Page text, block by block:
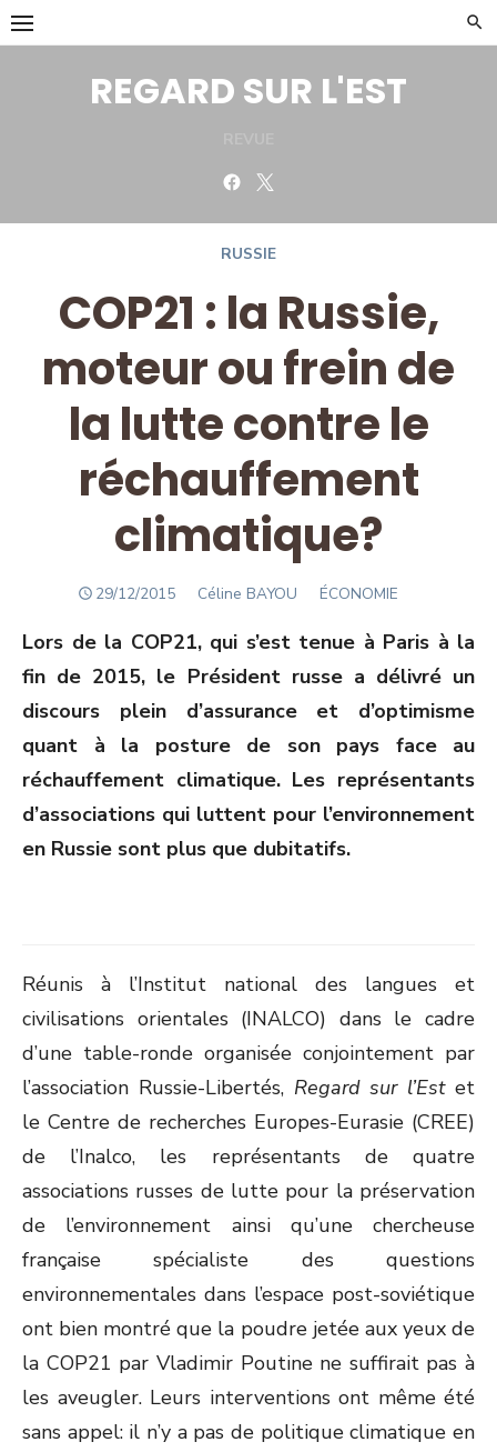
Skip
to
REGARD SUR L'EST
Facebook
RUSSIE
COP21 : la Russie,
moteur ou frein de
la lutte contre le
réchauffement
climatique?
POSTED
29/12/2015 Author
Céline BAYOU ÉCONOMIE
Lors de la COP21, qui s’est tenue à Paris à la
fin de 2015, le Président russe a délivré un
discours plein d’assurance et d’optimisme
quant à la posture de son pays face au
réchauffement climatique. Les représentants
d’associations qui luttent pour l’environnement
en Russie sont plus que dubitatifs.
Réunis à l’Institut national des langues et
civilisations orientales (INALCO) dans le cadre
d’une table-ronde organisée conjointement par
l’association Russie-Libertés, Regard sur l’Estet
le Centre de recherches Europes-Eurasie (CREE)
de l’Inalco, les représentants de quatre
associations russes de lutte pour la préservation
de l’environnement ainsi qu’une chercheuse
française spécialiste des questions
environnementales dans l’espace post-soviétique
ont bien montré que la poudre jetée aux yeux de
la COP21 par Vladimir Poutine ne suffirait pas à
les aveugler. Leurs interventions ont même été
sans appel: il n’y a pas de politique climatique en